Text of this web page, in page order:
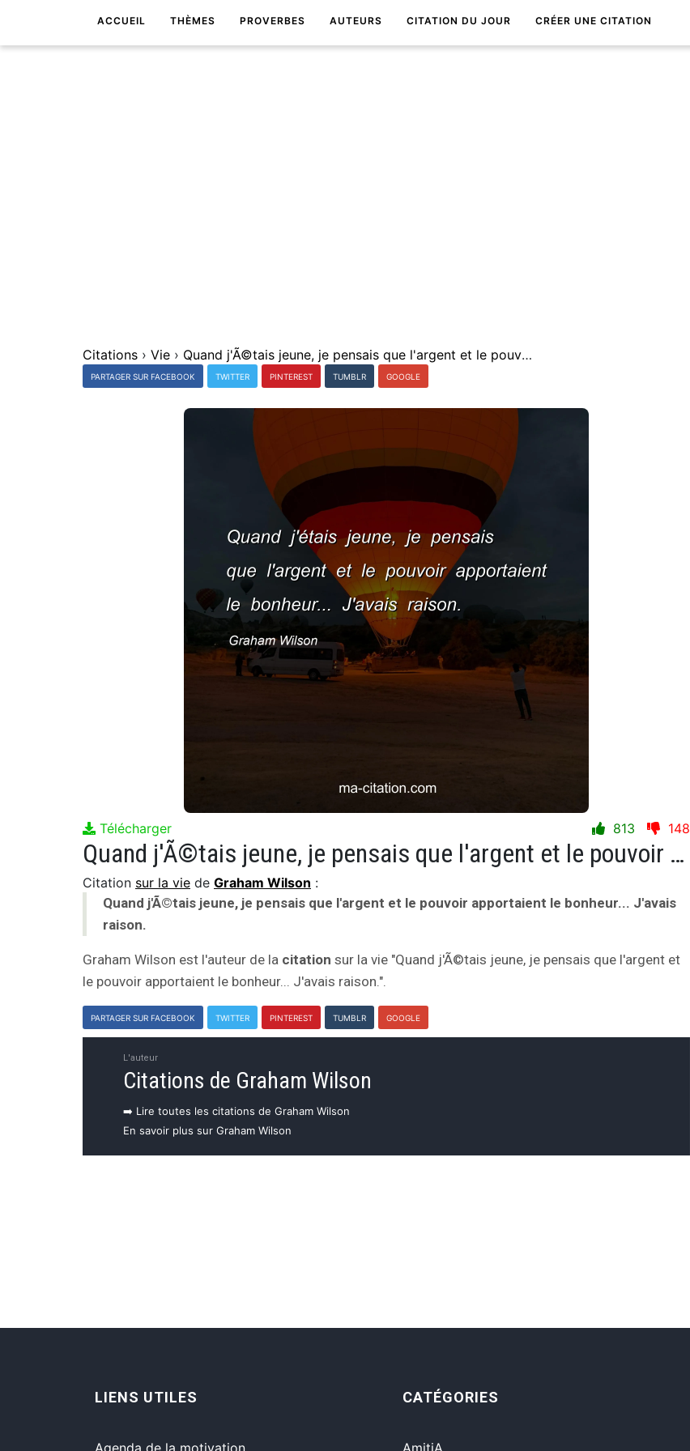
ACCUEIL THÈMES PROVERBES AUTEURS CITATION DU JOUR CRÉER UNE CITATION
Citations › Vie › Quand j'Ã©tais jeune, je pensais que l'argent et le pouvoir apportaient le bonheur... J'avais raison.
PARTAGER SUR FACEBOOK TWITTER PINTEREST TUMBLR GOOGLE
Télécharger 813 148
Quand j'Ã©tais jeune, je pensais que l'argent et le pouvoir apportaient le bonheur... J'avais raison.
Citation sur la vie de Graham Wilson :
Quand j'Ã©tais jeune, je pensais que l'argent et le pouvoir apportaient le bonheur... J'avais
raison.
Graham Wilson est l'auteur de la citation sur la vie "Quand j'Ã©tais jeune, je pensais que l'argent et
le pouvoir apportaient le bonheur... J'avais raison.".
PARTAGER SUR FACEBOOK TWITTER PINTEREST TUMBLR GOOGLE
L'auteur
Citations de Graham Wilson
➡️ Lire toutes les citations de Graham Wilson
En savoir plus sur Graham Wilson
LIENS UTILES
Agenda de la motivation
CATÉGORIES
AmitiA